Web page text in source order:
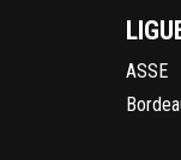
ASSE